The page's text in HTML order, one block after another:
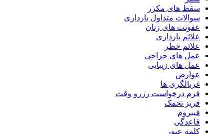
سقط های مکرر
سوالات متداول بارداری
عفونت های زنان
علائم بارداری
علائم خطر
عمل های جراحی
عمل های زیبایی
عوارض
غربالگری ها
فرم درخواست رزرو وقت
فریز تخمک
فیبروم
قاعدگی
کلمه عبور